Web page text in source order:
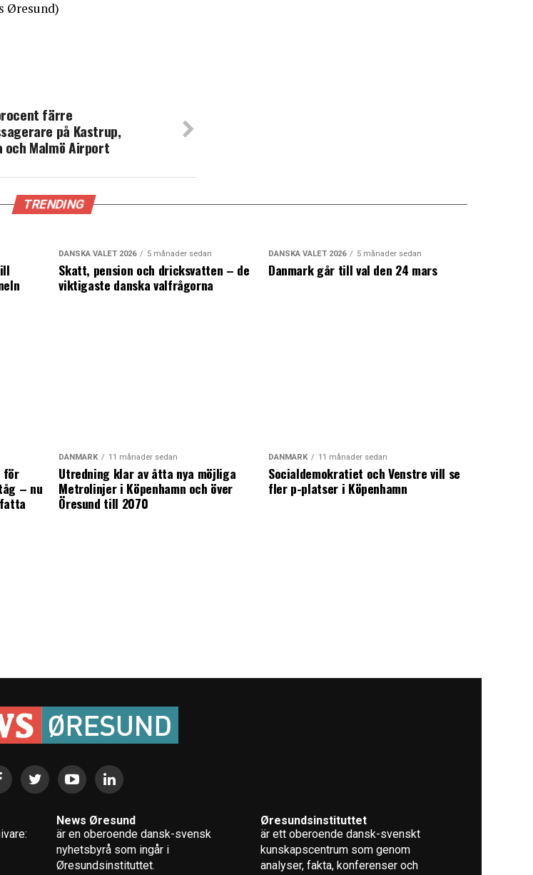
Øresund)
färre
på Kastrup,
och Malmö Airport
TRENDING
DANSKA VALET 2026 5 månader sedan
Skatt, pension och dricksvatten – de
viktigaste danska valfrågorna
DANSKA VALET 2026 5 månader sedan
Danmark går till val den 24 mars
för
– nu
DANMARK 11 månader sedan
Utredning klar av åtta nya möjliga
Metrolinjer i Köpenhamn och över
Öresund till 2070
DANMARK 11 månader sedan
Socialdemokratiet och Venstre vill se
fler p-platser i Köpenhamn
News Øresund
är en oberoende dansk-svensk
nyhets­byrå som ingår i
Øresundsinstituttet.
Øresundsinstituttet
är ett oberoende dansk-svenskt
kunskapscentrum som genom
analyser, fakta, konferenser och